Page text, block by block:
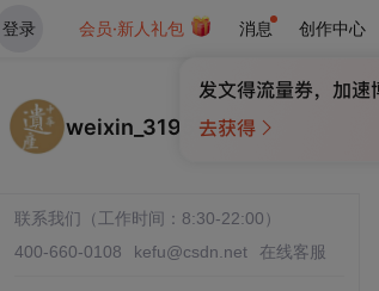
登录 会员·新人礼包 消息 创作中心
weixin_31951365
联系我们（工作时间：8:30-22:00）
400-660-0108
kefu@csdn.net 在线客服